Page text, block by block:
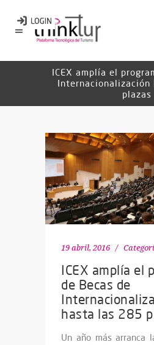
ICEX amplía el
Internacionalización
plazas
19 abril, 2016
ICEX amplía el
de Becas de
hasta las 285
Un año más arranca